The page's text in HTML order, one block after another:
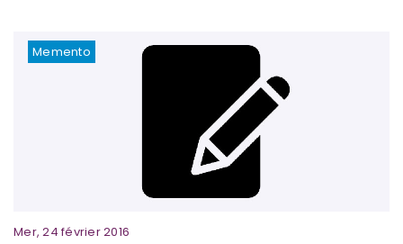
Memento
Mer, 24 février 2016